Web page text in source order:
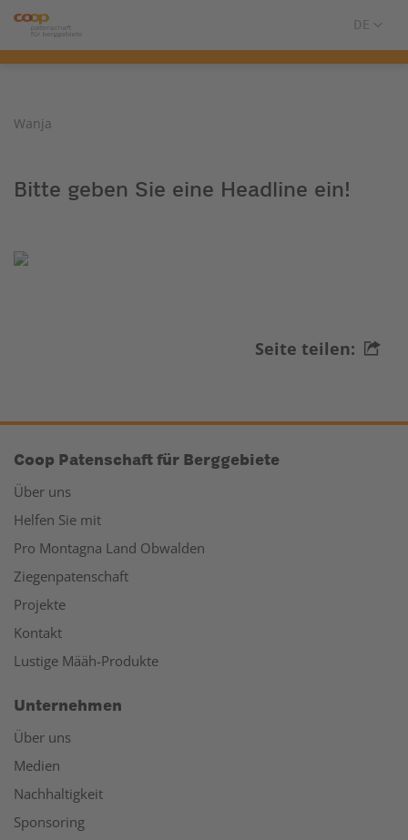
Wanja
Bitte geben Sie eine Headline ein!
Seite teilen:
Coop Patenschaft für Berggebiete
Über uns
Helfen Sie mit
Pro Montagna Land Obwalden
Ziegenpatenschaft
Projekte
Kontakt
Lustige Määh-Produkte
Unternehmen
Über uns
Medien
Nachhaltigkeit
Sponsoring